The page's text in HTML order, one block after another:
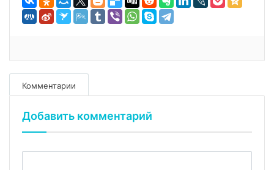
Комментарии
Добавить комментарий